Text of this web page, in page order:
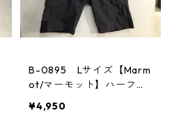
B-0895 Lサイズ【Marm
ot/マーモット】ハーフパ
Men's DGBK
¥4,950